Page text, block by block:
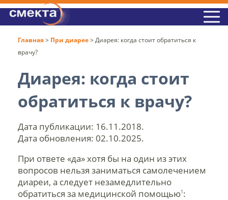
Главная> При диарее> Диарея: когда стоит обратиться к
врачу?
Диарея: когда стоит
обратиться к врачу?
Дата публикации: 16.11.2018.
Дата обновления: 02.10.2025.
При ответе «да» хотя бы на один из этих
вопросов нельзя заниматься самолечением
диареи, а следует незамедлительно
обратиться за медицинской помощью1: